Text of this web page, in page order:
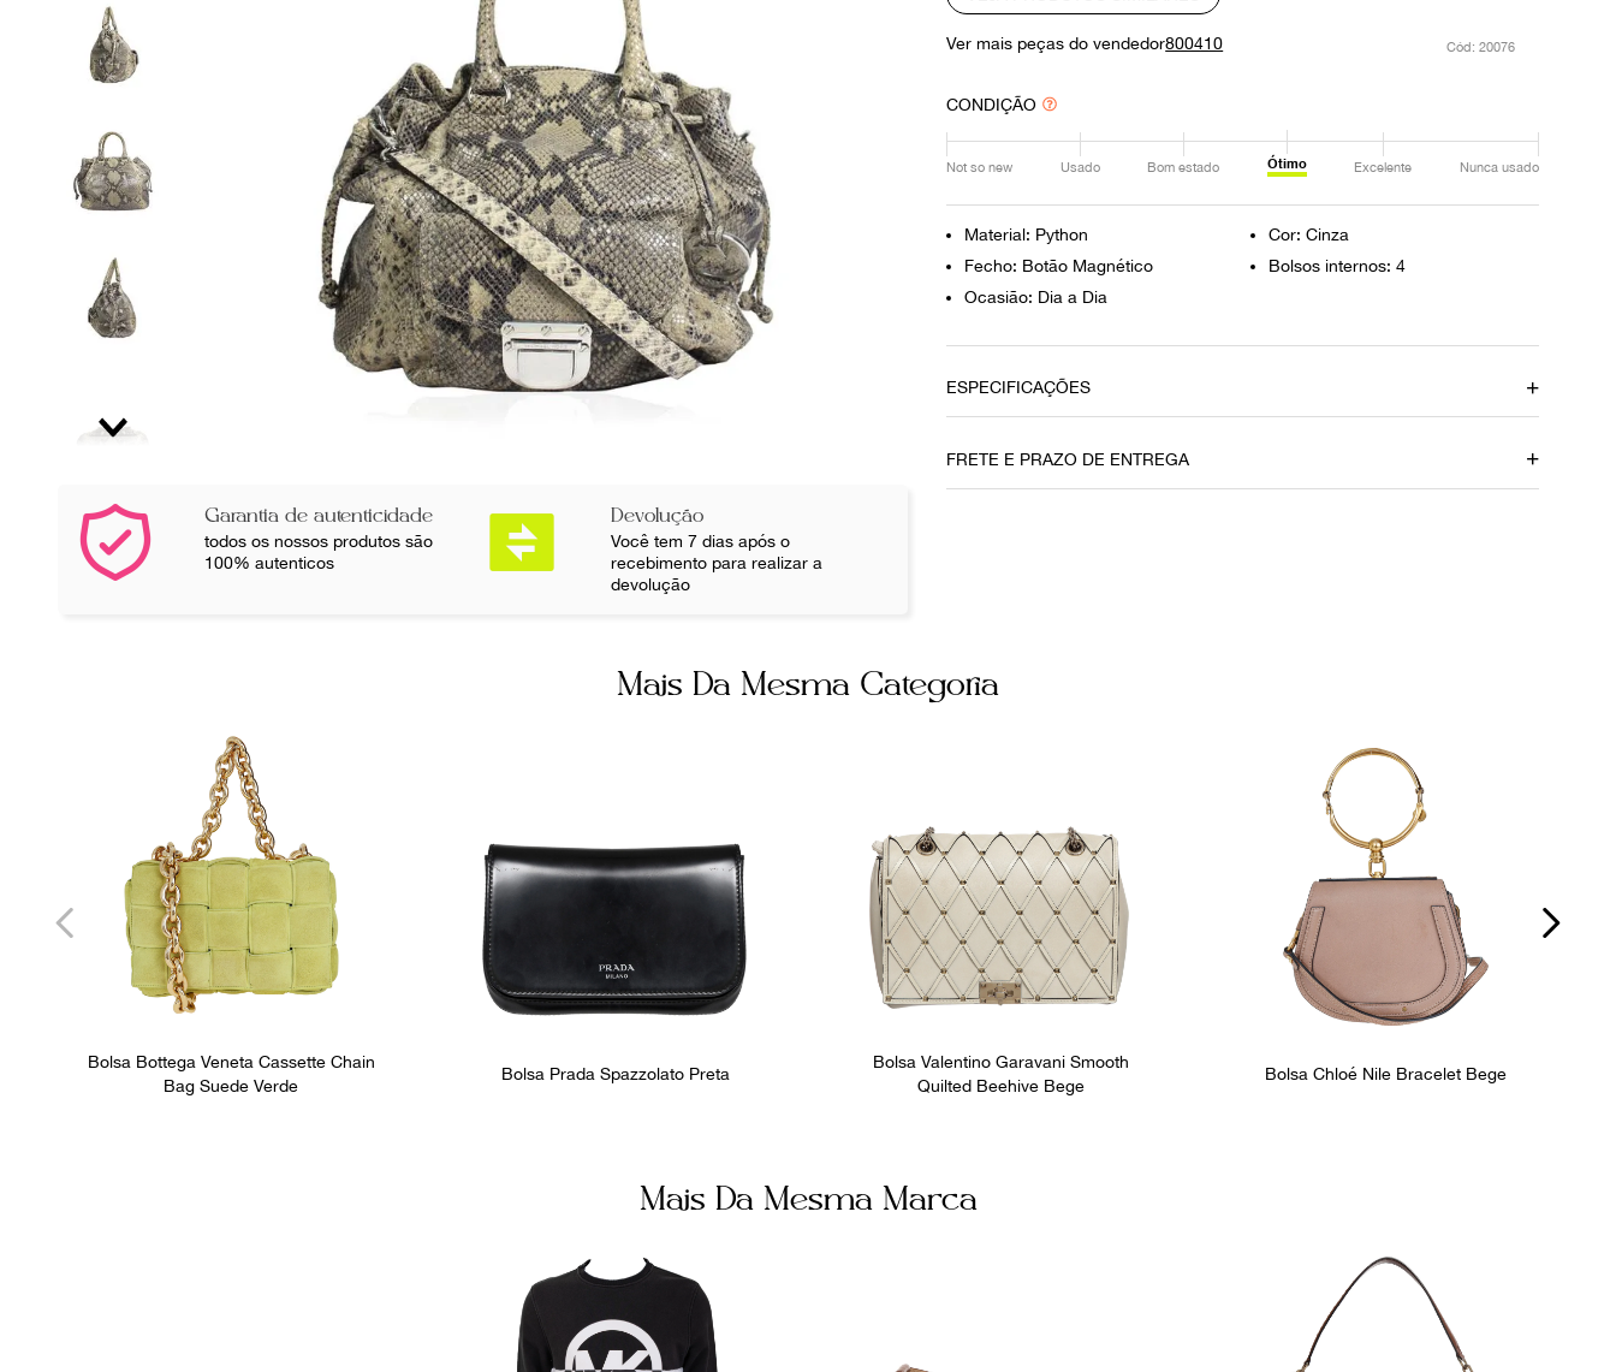
Garantia de autenticidade
todos os nossos produtos são
100% autenticos
Devolução
Você tem 7 dias após o
recebimento para realizar a
devolução
Ver mais peças do vendedor800410 : 20076
CONDIÇÃO
Not so new Usado Bom estado Ótimo Excelente Nunca usado
Material: Python
Cor: Cinza
Fecho: Botão Magnético
Bolsos internos: 4
Ocasião: Dia a Dia
ESPECIFICAÇÕES
17052021
FRETE E PRAZO DE ENTREGA
Mais Da Mesma Categoria
Bolsa Bottega Veneta Cassette Chain
Bag Suede Verde
Bolsa Prada Spazzolato Preta
Bolsa Valentino Garavani Smooth
Quilted Beehive Bege
Bolsa Chloé Nile Bracelet Bege
Mais Da Mesma Marca